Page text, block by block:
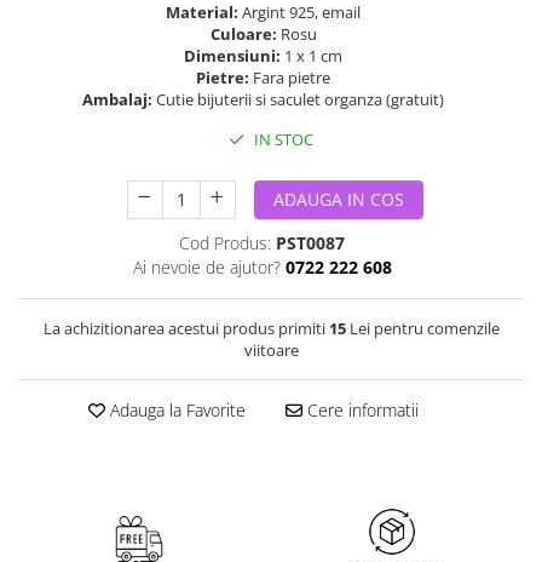
Material: Argint 925, email
Culoare: Rosu
Dimensiuni: 1 x 1 cm
Pietre: Fara pietre
Ambalaj: Cutie bijuterii si saculet organza (gratuit)
IN STOC
ADAUGA IN COS
Cod Produs: PST0087
Ai nevoie de ajutor? 0722 222 608
La achizitionarea acestui produs primiti 15Lei pentru comenzile
viitoare
Adauga la Favorite Cere informatii